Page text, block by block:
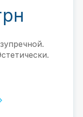
Полноценная
Бесплатная